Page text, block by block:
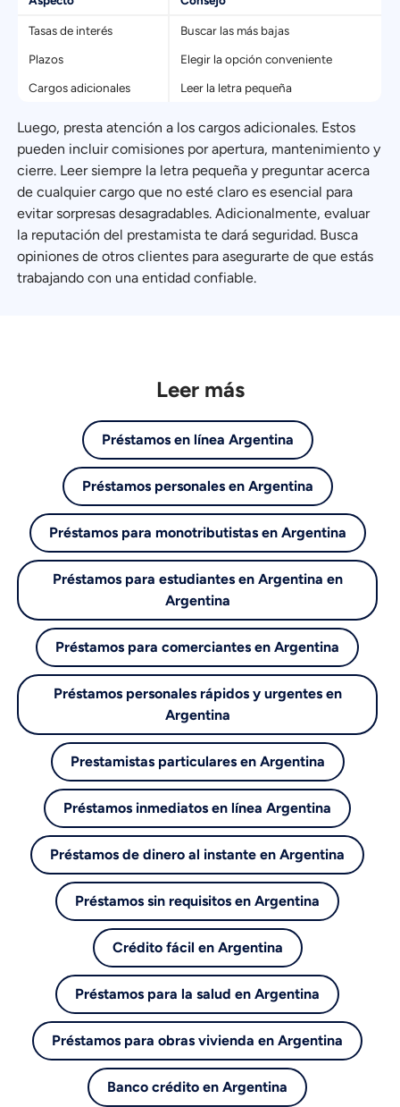
Tasas de interés
Buscar las más bajas
Plazos
Elegir la opción conveniente
Cargos adicionales
Leer la letra pequeña
Luego, presta atención a los cargos adicionales. Estos
pueden incluir comisiones por apertura, mantenimiento y
cierre. Leer siempre la letra pequeña y preguntar acerca
de cualquier cargo que no esté claro es esencial para
evitar sorpresas desagradables. Adicionalmente, evaluar
la reputación del prestamista te dará seguridad. Busca
opiniones de otros clientes para asegurarte de que estás
trabajando con una entidad confiable.
Leer más
Préstamos en línea Argentina
Préstamos personales en Argentina
Préstamos para monotributistas en Argentina
Préstamos para estudiantes en Argentina en
Argentina
Préstamos para comerciantes en Argentina
Préstamos personales rápidos y urgentes en
Argentina
Prestamistas particulares en Argentina
Préstamos inmediatos en línea Argentina
Préstamos de dinero al instante en Argentina
Préstamos sin requisitos en Argentina
Crédito fácil en Argentina
Préstamos para la salud en Argentina
Préstamos para obras vivienda en Argentina
Banco crédito en Argentina